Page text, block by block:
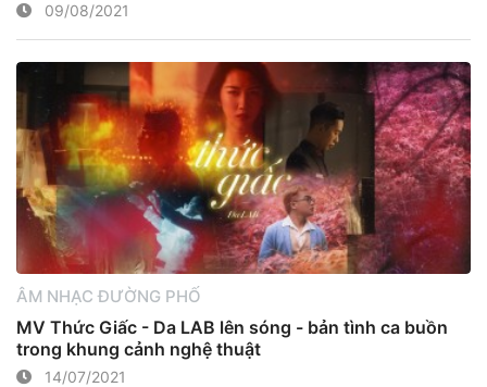
09/08/2021
ÂM NHẠC ĐƯỜNG PHỐ
MV Thức Giấc - Da LAB lên sóng - bản tình ca buồn
trong khung cảnh nghệ thuật
14/07/2021